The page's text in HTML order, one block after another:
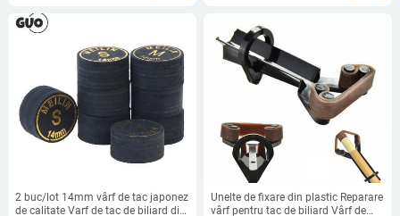
2 buc/lot 14mm vârf de tac japonez
de calitate Varf de tac de biliard din
Unelte de fixare din plastic Reparare
vârf pentru tac de biliard Vârf de